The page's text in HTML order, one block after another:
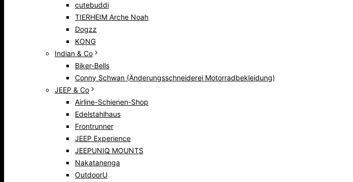
cutebuddi
TIERHEIM Arche Noah
Dogzz
KONG
Indian & Co
Biker-Bells
Conny Schwan (Änderungsschneiderei Motorradbekleidung)
JEEP & Co
Airline-Schienen-Shop
Edelstahlhaus
Frontrunner
JEEP Experience
JEEPUNIQ MOUNTS
Nakatanenga
OutdoorU